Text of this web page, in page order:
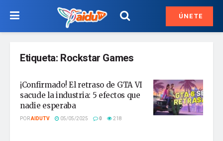
ÚNETE
Etiqueta: Rockstar Games
¡Confirmado! El retraso de GTA VI
sacude la industria: 5 efectos que
nadie esperaba
PORAIDUTV 05/05/2025 0 218